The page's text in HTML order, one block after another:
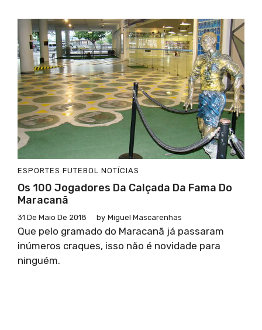
ESPORTES FUTEBOL NOTÍCIAS
Os 100 Jogadores Da Calçada Da Fama Do
Maracanã
31 De Maio De 2018 by Miguel Mascarenhas
Que pelo gramado do Maracanã já passaram
inúmeros craques, isso não é novidade para
ninguém.